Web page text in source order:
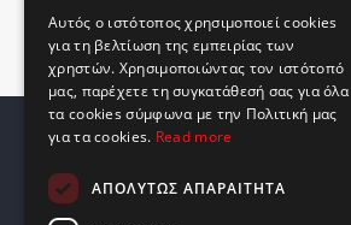
GREEK
Αυτός ο ιστότοπος χρησιμοποιεί cookies
για τη βελτίωση της εμπειρίας των
χρηστών. Χρησιμοποιώντας τον ιστότοπό
μας, παρέχετε τη συγκατάθεσή σας για όλα
τα cookies σύμφωνα με την Πολιτική μας
για τα cookies. Read more
ΑΠΟΛΎΤΩΣ ΑΠΑΡΑΊΤΗΤΑ